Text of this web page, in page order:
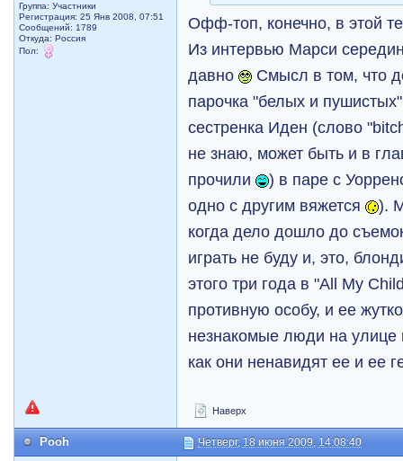
Группа: Участники
Регистрация: 25 Янв 2008, 07:51
Сообщений: 1789
Откуда: Россия
Пол:
Офф-топ, конечно, в этой
Из интервью Марси
давно
Смысл в том, что
парочка "белых и
сестренка Иден (слово
не знаю, может быть и в
прочили
) в паре с
одно с другим вяжется
).
когда дело дошло до
играть не буду и, это,
этого три года в "All My
противную особу, и ее
незнакомые люди на улице
как они ненавидят ее и ее
Наверх
Pooh Четверг, 18 июня 2009, 14:08:40